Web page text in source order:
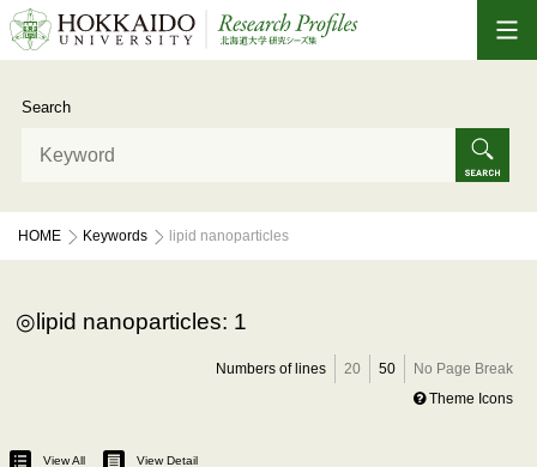
Search
HOME Keywords lipid nanoparticles
lipid nanoparticles: 1
Numbers of lines 20 50
No Page Break
Theme Icons
View All View Detail